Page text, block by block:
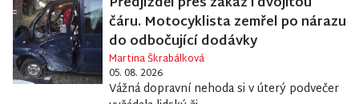
čáru. Motocyklista zemřel po nárazu
do odbočující dodávky
Martina Škrabálková
05. 08. 2026
Vážná dopravní nehoda si v úterý podvečer